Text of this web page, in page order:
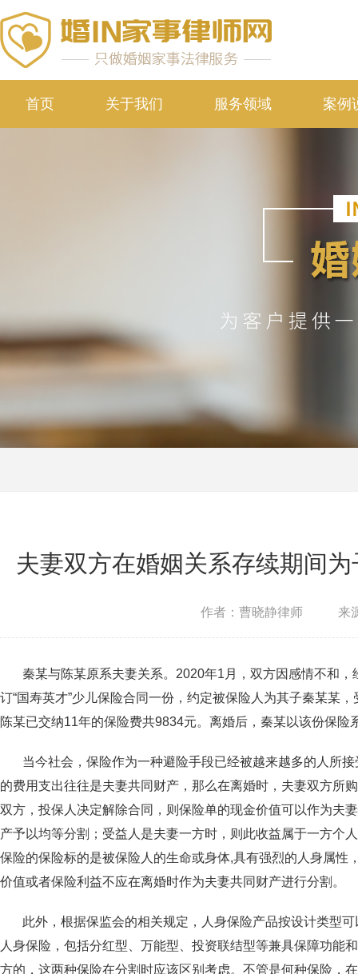
首页 关于我们 服务领域 案例
夫妻双方在婚姻关系存续期间
作者：曹晓静律师 来
秦某与陈某原系夫妻关系。2020年1月，双方因感情不和，
订“国寿英才”少儿保险合同一份，约定被保险人为其子秦某某
陈某已交纳11年的保险费共9834元。离婚后，秦某以该份保
当今社会，保险作为一种避险手段已经被越来越多的人所接
的费用支出往往是夫妻共同财产，那么在离婚时，夫妻双方所
双方，投保人决定解除合同，则保险单的现金价值可以作为夫
产予以均等分割；受益人是夫妻一方时，则此收益属于一方个
保险的保险标的是被保险人的生命或身体,具有强烈的人身属
价值或者保险利益不应在离婚时作为夫妻共同财产进行分割。
此外，根据保监会的相关规定，人身保险产品按设计类型可
人身保险，包括分红型、万能型、投资联结型等兼具保障功能
方的，这两种保险在分割时应该区别考虑。不管是何种保险，